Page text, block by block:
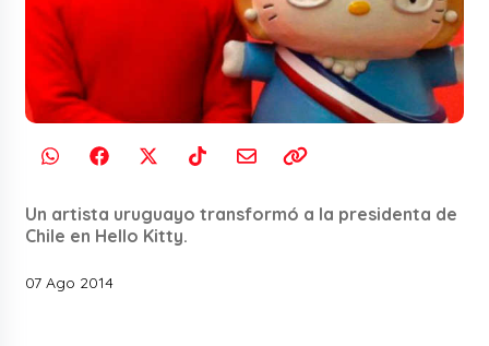
Un artista uruguayo transformó a la presidenta de
Chile en Hello Kitty.
07 Ago 2014